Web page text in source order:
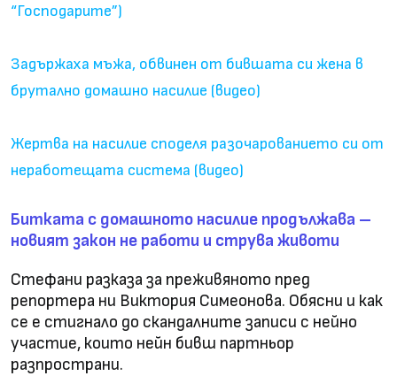
“Господарите”)
Задържаха мъжа, обвинен от бившата си жена в
брутално домашно насилие (видео)
Жертва на насилие споделя разочарованието си от
неработещата система (видео)
Битката с домашното насилие продължава –
новият закон не работи и струва животи
Стефани разказа за преживяното пред
репортера ни Виктория Симеонова. Обясни и как
се е стигнало до скандалните записи с нейно
участие, които нейн бивш партньор
разпространи.